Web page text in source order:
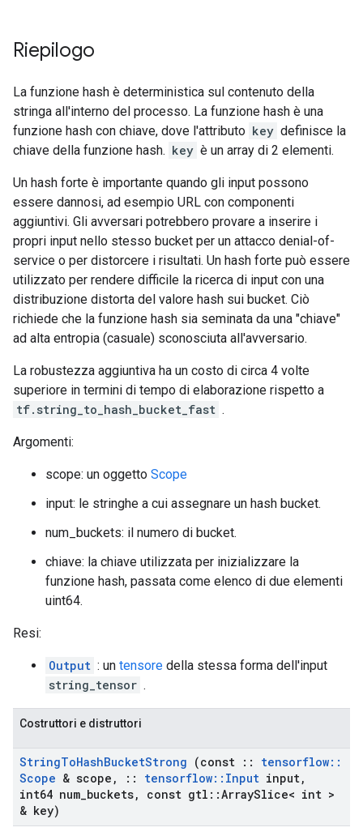
Riepilogo
La funzione hash è deterministica sul contenuto della
stringa all'interno del processo. La funzione hash è una
funzione hash con chiave, dove l'attributo key definisce la
chiave della funzione hash. key è un array di 2 elementi.
Un hash forte è importante quando gli input possono
essere dannosi, ad esempio URL con componenti
aggiuntivi. Gli avversari potrebbero provare a inserire i
propri input nello stesso bucket per un attacco denial-of-
service o per distorcere i risultati. Un hash forte può essere
utilizzato per rendere difficile la ricerca di input con una
distribuzione distorta del valore hash sui bucket. Ciò
richiede che la funzione hash sia seminata da una "chiave"
ad alta entropia (casuale) sconosciuta all'avversario.
La robustezza aggiuntiva ha un costo di circa 4 volte
superiore in termini di tempo di elaborazione rispetto a
tf.string_to_hash_bucket_fast .
Argomenti:
scope: un oggetto Scope
input: le stringhe a cui assegnare un hash bucket.
num_buckets: il numero di bucket.
chiave: la chiave utilizzata per inizializzare la
funzione hash, passata come elenco di due elementi
uint64.
Resi:
Output : un tensore della stessa forma dell'input
string_tensor .
Costruttori e distruttori
StringToHashBucketStrong (const :: tensorflow::
Scope & scope , :: tensorflow:: Input input,
int64 num buckets, const gtl ::ArraySlice< int >
& key)